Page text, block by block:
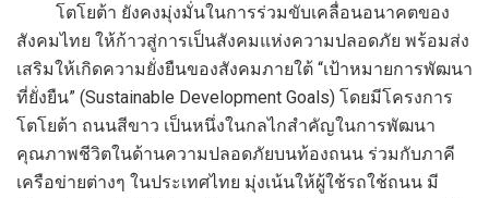
โตโยต้า ยังคงมุ่งมั่นในการร่วมขับเคลื่อนอนาคตของ
สังคมไทย ให้ก้าวสู่การเป็นสังคมแห่งความปลอดภัย พร้อมส่ง
เสริมให้เกิดความยั่งยืนของสังคมภายใต้ “เป้าหมายการพัฒนา
ที่ยั่งยืน” (Sustainable Development Goals) โดยมีโครงการ
โตโยต้า ถนนสีขาว เป็นหนึ่งในกลไกสำคัญในการพัฒนา
คุณภาพชีวิตในด้านความปลอดภัยบนท้องถนน ร่วมกับภาคี
เครือข่ายต่างๆ ในประเทศไทย มุ่งเน้นให้ผู้ใช้รถใช้ถนน มี